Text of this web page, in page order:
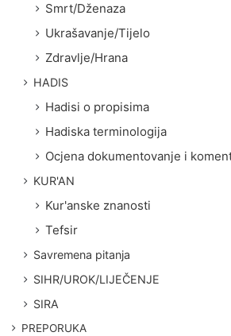
Smrt/Dženaza
Ukrašavanje/Tijelo
Zdravlje/Hrana
HADIS
Hadisi o propisima
Hadiska terminologija
Ocjena dokumentovanje i
KUR'AN
Kur'anske znanosti
Tefsir
Savremena pitanja
SIHR/UROK/LIJEČENJE
SIRA
PREPORUKA